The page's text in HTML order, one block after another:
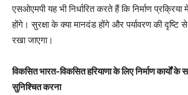
एसओएमपी यह भी निर्धारित करते हैं कि निर्माण
होंगे। सुरक्षा के क्या मानदंड होंगे और पर्यावरण की
रखा जाएगा।
विकसित भारत-विकसित हरियाणा के लिए निर्माण कार्यों के
सुनिश्चित करना